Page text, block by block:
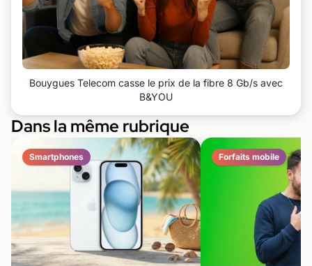
Bouygues Telecom casse le prix de la fibre 8 Gb/s avec
B&YOU
Dans la même rubrique
Smartphones Forfaits mobile